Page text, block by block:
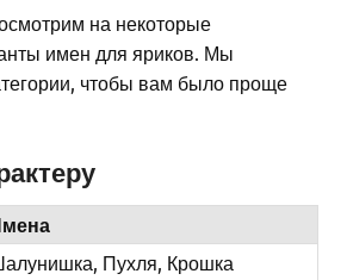
на некоторые
имен для яриков. Мы
чтобы вам было проще
Пухля, Крошка